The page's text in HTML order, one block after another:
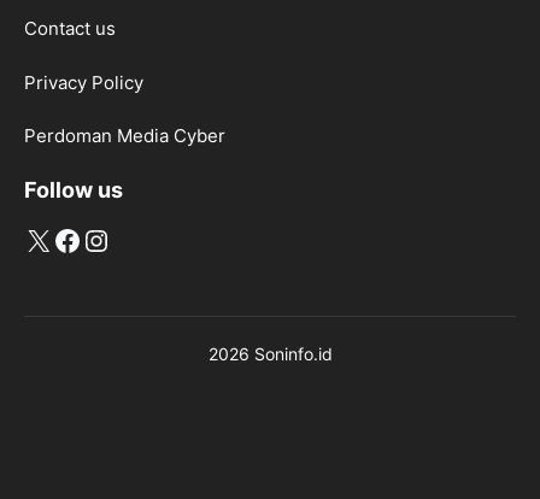
Contact us
Privacy Policy
Perdoman Media Cyber
Follow us
X Facebook
Instagram
2026 Soninfo.id